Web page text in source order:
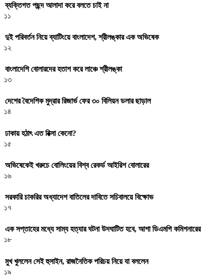
ব্যক্তিগত পছন্দ আলাদা করে বলতে চাই না
১১
দুই পরিবর্তন নিয়ে ব্যাটিংয়ে বাংলাদেশ, শ্রীলঙ্কার এক অভিষেক
১২
বাংলাদেশি বোলারদের হতাশ করে লাঞ্চে শ্রীলঙ্কা
১৩
দেশের বৈদেশিক মুদ্রার রিজার্ভ ফের ৩০ বিলিয়ন ডলার ছাড়াল
১৪
ঢাকায় হঠাৎ এত রিক্সা কেনো?
১৫
অভিষেকেই খরুচে বোলিংয়ের বিশ্ব রেকর্ড আইরিশ বোলারের
১৬
সরকারি চাকরির অধ্যাদেশ বাতিলের দাবিতে সচিবালয়ে বিক্ষোভ
১৭
এক সপ্তাহের মধ্যে সাম্য হত্যার ঘটনা উদঘাটিত হবে, আশা ডিএমপি কমিশনারের
১৮
মুখ খুললেন সেই হুসাইন, রাজনৈতিক পরিচয় নিয়ে যা বললেন
১৯